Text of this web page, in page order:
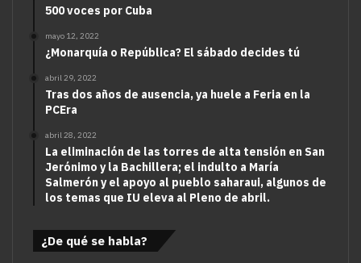
500 voces por Cuba
mayo 12, 2022
¿Monarquía o República? El sábado decides tú
abril 29, 2022
Tras dos años de ausencia, ya huele a Feria en la
PCEra
abril 28, 2022
La eliminación de las torres de alta tensión en San
Jerónimo y la Bachillera; el indulto a María
Salmerón y el apoyo al pueblo saharaui, algunos de
los temas que IU eleva al Pleno de abril.
¿De qué se habla?